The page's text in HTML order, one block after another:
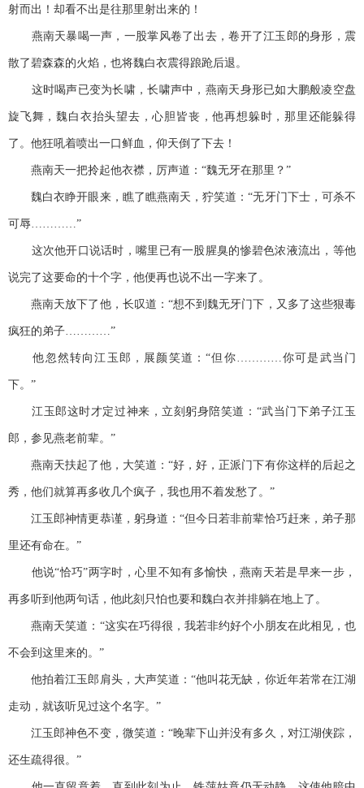
射而出！却看不出是往那里射出来的！
燕南天暴喝一声，一股掌风卷了出去，卷开了江玉郎的身形，震
散了碧森森的火焰，也将魏白衣震得踉跄后退。
这时喝声已变为长啸，长啸声中，燕南天身形已如大鹏般凌空盘
旋飞舞，魏白衣抬头望去，心胆皆丧，他再想躲时，那里还能躲得
了。他狂吼着喷出一口鲜血，仰天倒了下去！
燕南天一把拎起他衣襟，厉声道：“魏无牙在那里？”
魏白衣睁开眼来，瞧了瞧燕南天，狞笑道：“无牙门下士，可杀不
可辱…………”
这次他开口说话时，嘴里已有一股腥臭的惨碧色浓液流出，等他
说完了这要命的十个字，他便再也说不出一字来了。
燕南天放下了他，长叹道：“想不到魏无牙门下，又多了这些狠毒
疯狂的弟子…………”
他忽然转向江玉郎，展颜笑道：“但你…………你可是武当门
下。”
江玉郎这时才定过神来，立刻躬身陪笑道：“武当门下弟子江玉
郎，参见燕老前辈。”
燕南天扶起了他，大笑道：“好，好，正派门下有你这样的后起之
秀，他们就算再多收几个疯子，我也用不着发愁了。”
江玉郎神情更恭谨，躬身道：“但今日若非前辈恰巧赶来，弟子那
里还有命在。”
他说“恰巧”两字时，心里不知有多愉快，燕南天若是早来一步，
再多听到他两句话，他此刻只怕也要和魏白衣并排躺在地上了。
燕南天笑道：“这实在巧得很，我若非约好个小朋友在此相见，也
不会到这里来的。”
他拍着江玉郎肩头，大声笑道：“他叫花无缺，你近年若常在江湖
走动，就该听见过这个名字。”
江玉郎神色不变，微笑道：“晚辈下山并没有多久，对江湖侠踪，
还生疏得很。”